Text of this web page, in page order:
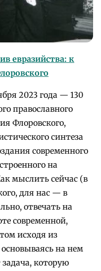
евразийства: к
2023 года — 130
православного
Флоровского,
синтеза
современного
на
мыслить сейчас (в
для нас — в
отвечать на
современной,
исходя из
на нем
которую